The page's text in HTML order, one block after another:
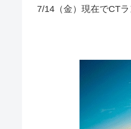
7/14（金）現在でCT